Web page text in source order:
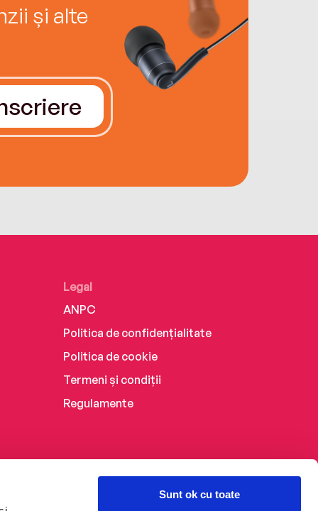
Sunt ok cu toate
și alte
Legal
ANPC
Politica de confidențialitate
Politica de cookie
Termeni și condiții
Regulamente